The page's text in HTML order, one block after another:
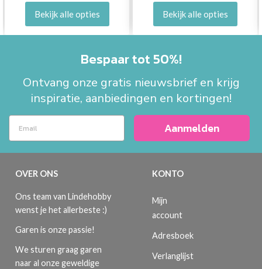
Bekijk alle opties Bekijk alle opties
Bespaar tot 50%!
Ontvang onze gratis nieuwsbrief en krijg
inspiratie, aanbiedingen en kortingen!
Aanmelden
OVER ONS
Ons team van Lindehobby
wenst je het allerbeste :)
Garen is onze passie!
We sturen graag garen
naar al onze geweldige
KONTO
Mijn
account
Adresboek
Verlanglijst